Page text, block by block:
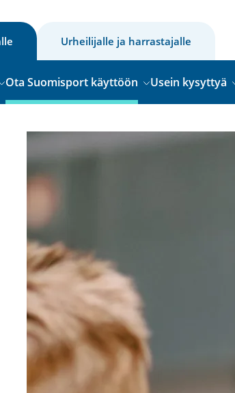
Urheilijalle ja harrastajalle
Ota Suomisport käyttöön Usein kysyttyä